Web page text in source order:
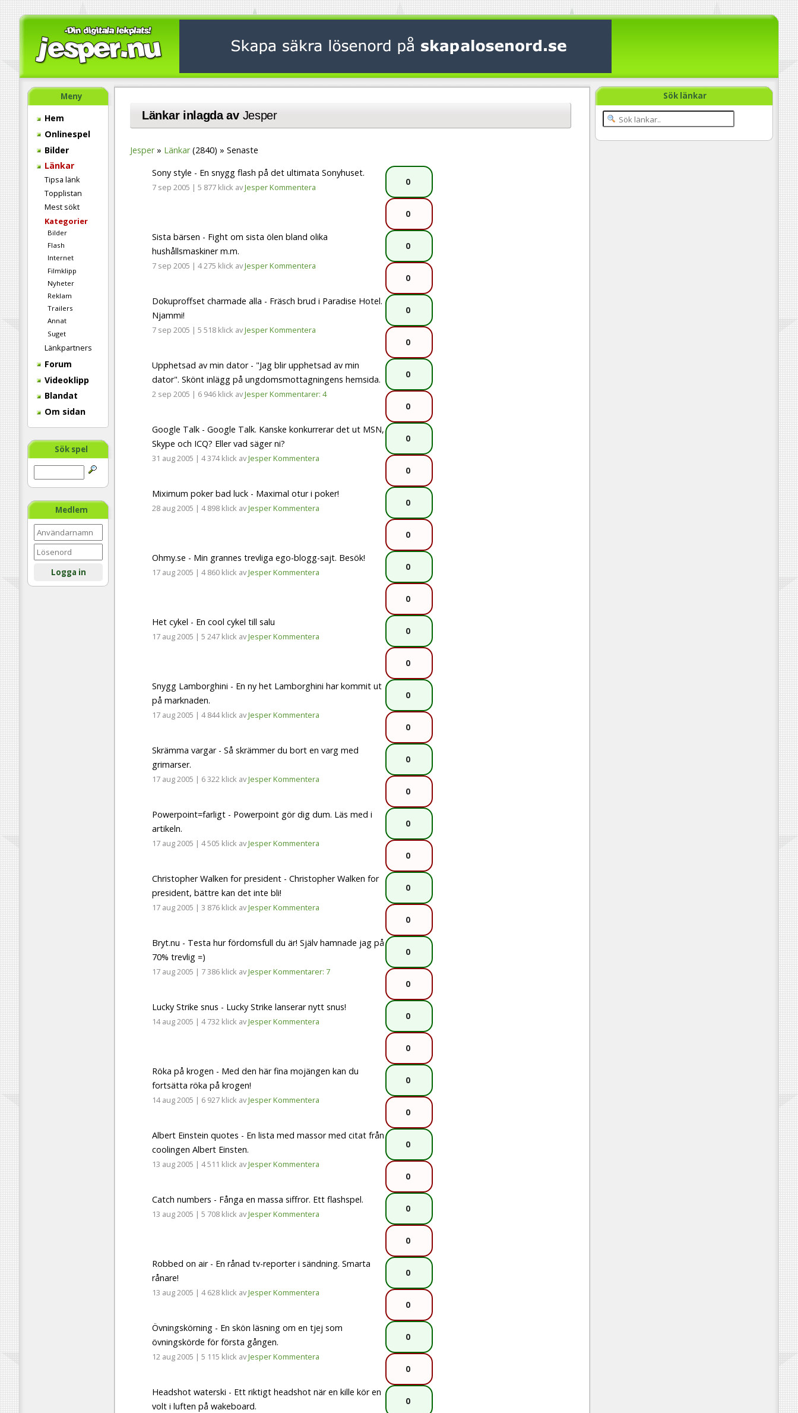
Meny
Hem
Onlinespel
Bilder
Länkar
Tipsa länk
Topplistan
Mest sökt
Kategorier
Bilder
Flash
Internet
Filmklipp
Nyheter
Reklam
Trailers
Annat
Suget
Länkpartners
Forum
Videoklipp
Blandat
Om sidan
Sök spel
Medlem
Logga in
Sök länkar
Länkar inlagda av Jesper
Jesper Länkar(2840) Senaste
Sony style - En snygg flash på det ultimata Sonyhuset.
7 sep 2005 | 5 877 klick avJesperKommentera 0
0
Sista bärsen - Fight om sista ölen bland olika
hushållsmaskiner m.m.
7 sep 2005 | 4 275 klick avJesperKommentera
0
0
Dokuproffset charmade alla - Fräsch brud i Paradise Hotel.
Njammi!
7 sep 2005 | 5 518 klick avJesperKommentera
0
0
Upphetsad av min dator - "Jag blir upphetsad av min
dator". Skönt inlägg på ungdomsmottagningens hemsida.
2 sep 2005 | 6 946 klick avJesperKommentarer: 4
0
0
Google Talk - Google Talk. Kanske konkurrerar det ut MSN,
Skype och ICQ? Eller vad säger ni?
31 aug 2005 | 4 374 klick avJesperKommentera
0
0
Miximum poker bad luck - Maximal otur i poker!
28 aug 2005 | 4 898 klick avJesperKommentera 0
0
Ohmy.se - Min grannes trevliga ego-blogg-sajt. Besök!
17 aug 2005 | 4 860 klick avJesperKommentera 0
0
Het cykel - En cool cykel till salu
17 aug 2005 | 5 247 klick avJesperKommentera 0
0
Snygg Lamborghini - En ny het Lamborghini har kommit ut
på marknaden.
17 aug 2005 | 4 844 klick avJesperKommentera
0
0
Skrämma vargar - Så skrämmer du bort en varg med
grimarser.
17 aug 2005 | 6 322 klick avJesperKommentera
0
0
Powerpoint=farligt - Powerpoint gör dig dum. Läs med i
artikeln.
17 aug 2005 | 4 505 klick avJesperKommentera
0
0
Christopher Walken for president - Christopher Walken for
president, bättre kan det inte bli!
17 aug 2005 | 3 876 klick avJesperKommentera
0
0
Bryt.nu - Testa hur fördomsfull du är! Själv hamnade jag på
70% trevlig =)
17 aug 2005 | 7 386 klick avJesperKommentarer: 7
0
0
Lucky Strike snus - Lucky Strike lanserar nytt snus!
14 aug 2005 | 4 732 klick avJesperKommentera 0
0
Röka på krogen - Med den här fina mojängen kan du
fortsätta röka på krogen!
14 aug 2005 | 6 927 klick avJesperKommentera
0
0
Albert Einstein quotes - En lista med massor med citat från
coolingen Albert Einsten.
13 aug 2005 | 4 511 klick avJesperKommentera
0
0
Catch numbers - Fånga en massa siffror. Ett flashspel.
13 aug 2005 | 5 708 klick avJesperKommentera 0
0
Robbed on air - En rånad tv-reporter i sändning. Smarta
rånare!
13 aug 2005 | 4 628 klick avJesperKommentera
0
0
Övningskörning - En skön läsning om en tjej som
övningskörde för första gången.
12 aug 2005 | 5 115 klick avJesperKommentera
0
0
Headshot waterski - Ett riktigt headshot när en kille kör en
volt i luften på wakeboard.
0